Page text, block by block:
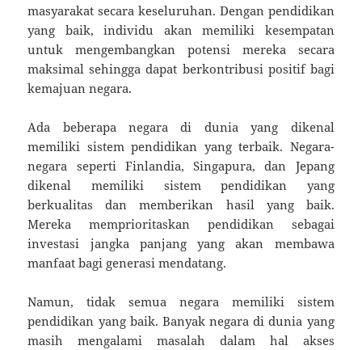
masyarakat secara keseluruhan. Dengan pendidikan
yang baik, individu akan memiliki kesempatan
untuk mengembangkan potensi mereka secara
maksimal sehingga dapat berkontribusi positif bagi
kemajuan negara.
Ada beberapa negara di dunia yang dikenal
memiliki sistem pendidikan yang terbaik. Negara-
negara seperti Finlandia, Singapura, dan Jepang
dikenal memiliki sistem pendidikan yang
berkualitas dan memberikan hasil yang baik.
Mereka memprioritaskan pendidikan sebagai
investasi jangka panjang yang akan membawa
manfaat bagi generasi mendatang.
Namun, tidak semua negara memiliki sistem
pendidikan yang baik. Banyak negara di dunia yang
masih mengalami masalah dalam hal akses